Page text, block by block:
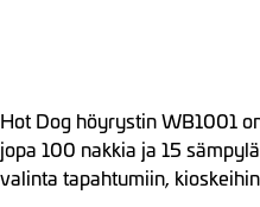
Hot Dog höyrystin WB1001
jopa 100 nakkia ja 15
valinta tapahtumiin,